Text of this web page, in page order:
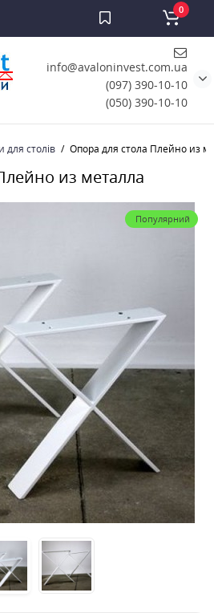
info@avaloninvest.com.ua
(097) 390-10-10
(050) 390-10-10
0
для столів Опора для стола Плейно из
из металла
Популярний